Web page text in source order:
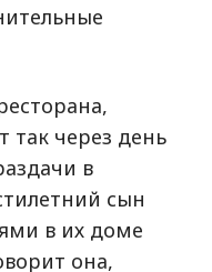
так через день
в
сын
в их доме
она,